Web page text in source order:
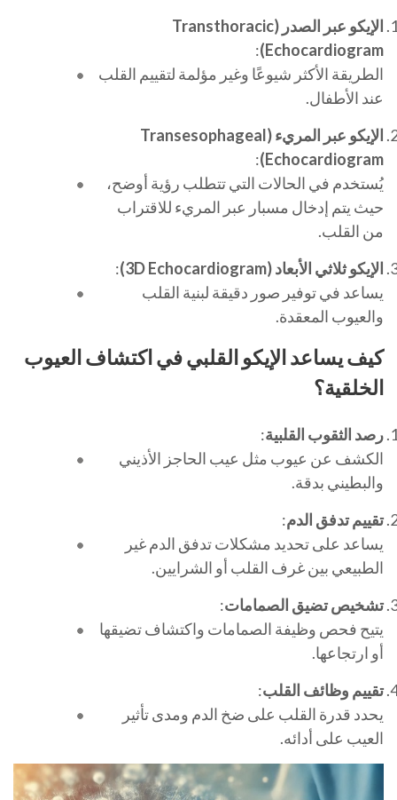
الإيكو عبر الصدر
(Transthoracic
Echocardiogram)
:
الطريقة الأكثر شيوعًا وغير مؤلمة لتقييم القلب
عند الأطفال.
الإيكو عبر المريء (Transesophageal
Echocardiogram)
:
يُستخدم في الحالات التي تتطلب رؤية أوضح،
حيث يتم إدخال مسبار عبر المريء للاقتراب
من القلب.
الإيكو ثلاثي الأبعاد(3D Echocardiogram)
:
يساعد في توفير صور دقيقة لبنية القلب
والعيوب المعقدة.
كيف يساعد الإيكو القلبي في اكتشاف العيوب
الخلقية؟
رصد الثقوب القلبية:
الكشف عن عيوب مثل عيب الحاجز الأذيني
والبطيني بدقة.
تقييم تدفق الدم:
يساعد على تحديد مشكلات تدفق الدم غير
الطبيعي بين غرف القلب أو الشرايين.
تشخيص تضيق الصمامات:
يتيح فحص وظيفة الصمامات واكتشاف تضيقها
أو ارتجاعها.
تقييم وظائف القلب:
يحدد قدرة القلب على ضخ الدم ومدى تأثير
العيب على أدائه.